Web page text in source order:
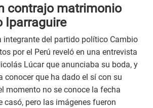
contrajo matrimonio
Iparraguire
integrante del partido político Cambio
por el Perú reveló en una entrevista
Lúcar que anunciaba su boda, y
conocer que ha dado el sí con su
momento no se conoce la fecha
casó, pero las imágenes fueron